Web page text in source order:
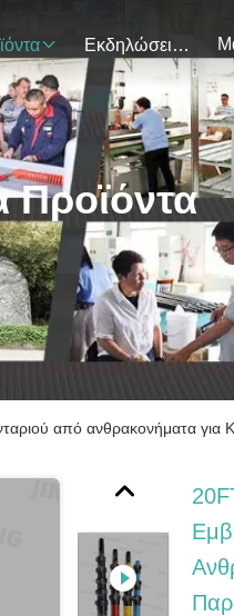
Εκδηλώσεις
Προϊόντα
από ανθρακονήματα